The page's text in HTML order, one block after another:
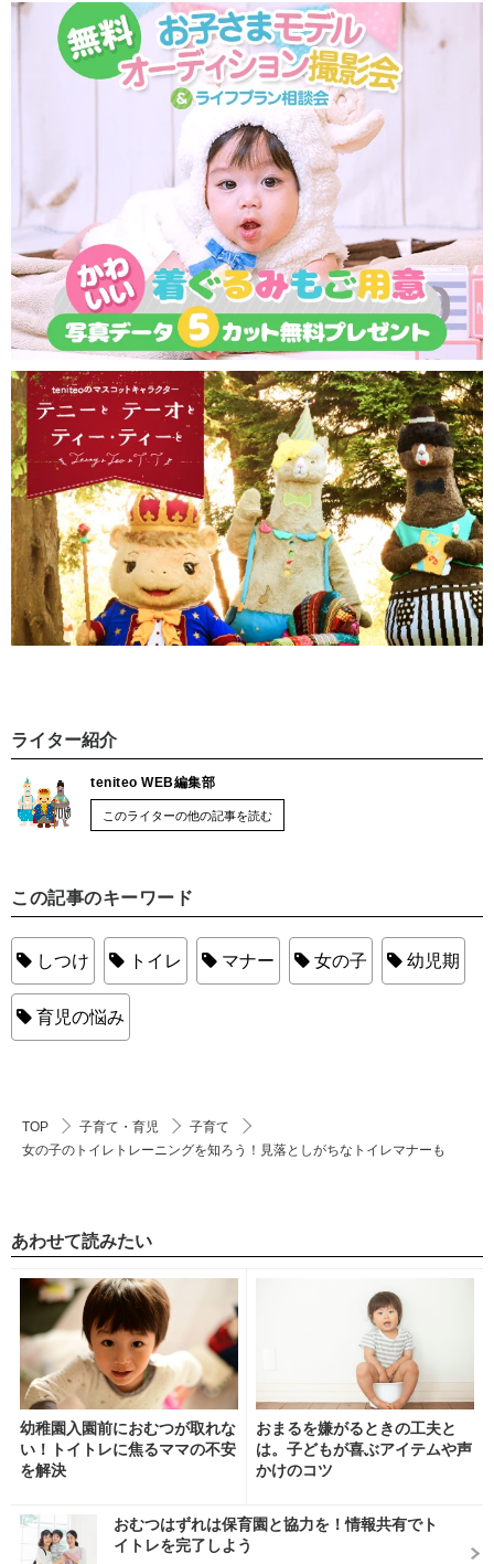
ライター紹介
teniteo WEB編集部
このライターの他の記事を読む
この記事のキーワード
しつけ トイレ マナー 女の子 幼児期
育児の悩み
TOP 子育て・育児
子育て
女の子のトイレトレーニングを知ろう！見落としがちなトイレマナーも
あわせて読みたい
幼稚園入園前におむつが取れな
い！トイトレに焦るママの不安
を解決
おまるを嫌がるときの工夫と
は。子どもが喜ぶアイテムや声
かけのコツ
おむつはずれは保育園と協力を！情報共有でト
イトレを完了しよう